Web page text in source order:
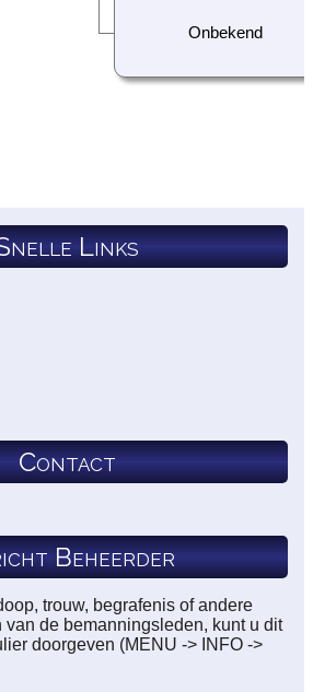
Onbekend
Links
Contact
Beheerder
trouw, begrafenis of andere
van de bemanningsleden, kunt u dit
doorgeven (MENU -> INFO ->